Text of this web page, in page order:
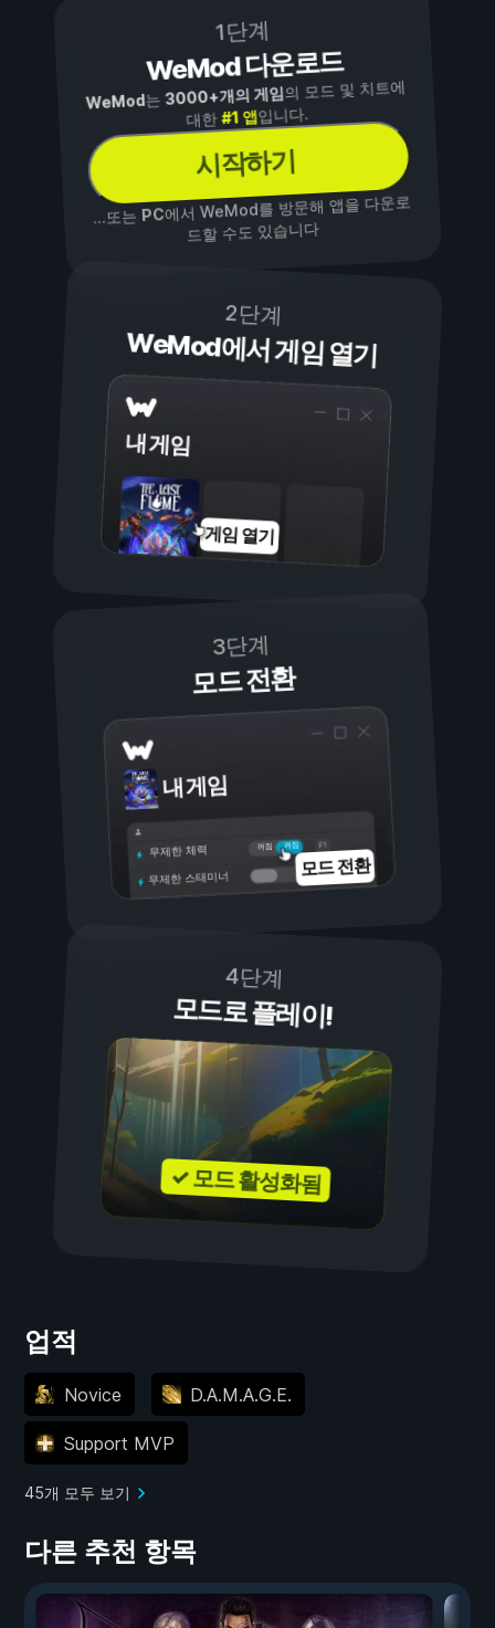
1단계
WeMod 다운로드
WeMod는3000+개의 게임의 모드 및 치트에
대한#1 앱입니다.
시작하기
...또는PC에서 WeMod를 방문해 앱을 다운로
드할 수도 있습니다
2단계
WeMod에서 게임 열기
내 게임
게임 열기
3단계
모드 전환
내 게임
켜짐
꺼짐
무제한 체력
무제한 스태미너 모드 전환
4단계
모드로 플레이!
✓ 모드 활성화됨
업적
Novice D.A.M.A.G.E.
Support MVP
45개 모두 보기
다른 추천 항목